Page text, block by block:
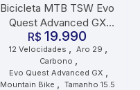
Bicicleta MTB TSW Evo
Quest Advanced GX
Carbono Roda 29
Tamanho 15.5 12
Velocidades Azul
Metálico
R$ 19.990
12 Velocidades Aro 29
Carbono
Evo Quest Advanced GX
Mountain Bike Tamanho 15.5